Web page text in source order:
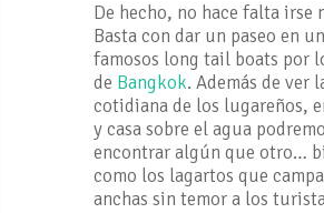
De hecho, no hace falta irse
Basta con dar un paseo en
famosos long tail boats por
de Bangkok. Además de ver
cotidiana de los lugareños,
y casa sobre el agua
encontrar algún que otro…
como los lagartos que
anchas sin temor a los